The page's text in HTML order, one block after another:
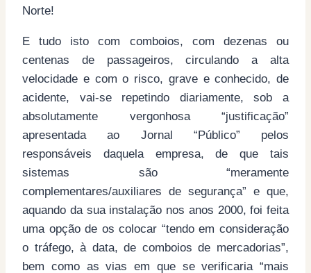
Norte!
E tudo isto com comboios, com dezenas ou
centenas de passageiros, circulando a alta
velocidade e com o risco, grave e conhecido, de
acidente, vai-se repetindo diariamente, sob a
absolutamente vergonhosa “justificação”
apresentada ao Jornal “Público” pelos
responsáveis daquela empresa, de que tais
sistemas são “meramente
complementares/auxiliares de segurança” e que,
aquando da sua instalação nos anos 2000, foi feita
uma opção de os colocar “tendo em consideração
o tráfego, à data, de comboios de mercadorias”,
bem como as vias em que se verificaria “mais